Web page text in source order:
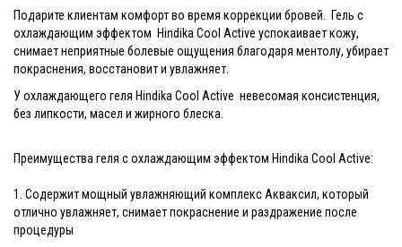
Подарите клиентам комфорт во время коррекции бровей. Гель с
охлаждающим эффектом Hindika Cool Active успокаивает кожу,
снимает неприятные болевые ощущения благодаря ментолу, убирает
покраснения, восстановит и увлажняет.
У охлаждающего геля Hindika Cool Active невесомая консистенция,
без липкости, масел и жирного блеска.
Преимущества геля с охлаждающим эффектом Hindika Cool Active:
1. Содержит мощный увлажняющий комплекс Акваксил, который
отлично увлажняет, снимает покраснение и раздражение после
процедуры